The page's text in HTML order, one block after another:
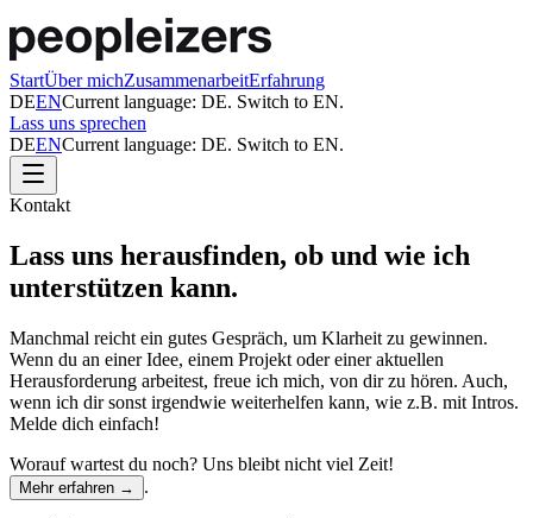
StartÜber michZusammenarbeitErfahrung
DEENCurrent language: DE. Switch to EN.
Lass uns sprechen
DEENCurrent language: DE. Switch to EN.
Kontakt
Lass uns herausfinden, ob und wie ich
unterstützen kann.
Manchmal reicht ein gutes Gespräch, um Klarheit zu gewinnen.
Wenn du an einer Idee, einem Projekt oder einer aktuellen
Herausforderung arbeitest, freue ich mich, von dir zu hören. Auch,
wenn ich dir sonst irgendwie weiterhelfen kann, wie z.B. mit Intros.
Melde dich einfach!
Worauf wartest du noch? Uns bleibt nicht viel Zeit!
Mehr erfahren → .